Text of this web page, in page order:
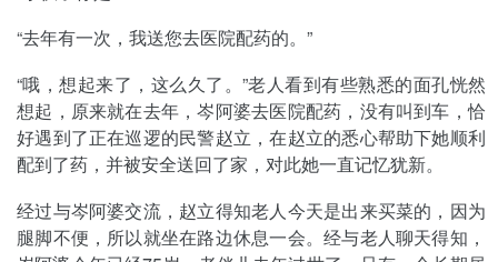
“去年有一次，我送您去医院配药的。”
“哦，想起来了，这么久了。”老人看到有些熟悉的面孔恍然
想起，原来就在去年，岑阿婆去医院配药，没有叫到车，恰
好遇到了正在巡逻的民警赵立，在赵立的悉心帮助下她顺利
配到了药，并被安全送回了家，对此她一直记忆犹新。
经过与岑阿婆交流，赵立得知老人今天是出来买菜的，因为
腿脚不便，所以就坐在路边休息一会。经与老人聊天得知，